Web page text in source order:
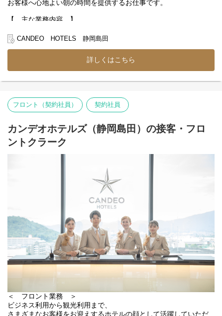
お客様へ心地よい朝の時間を提供するお仕事です。
【 主な業務内容 】
■朝食会場での接客対応
■料理の補充・提供
朝の時間帯は、ビュッフェ料理の準備やフロアでの接客、
お客様が気持ちよく一日をスタートできるよう、
笑顔のおもてなしをお願いします。
夜の時間帯は、翌日の朝食提供に向けた仕込み業務が中心です。
朝のシフト担当へスムーズに引き継げるよう、
食材の準備や仕込み作業を行っていただきます。
調理経験がない方も安心してスタートできます。
また、レストラン業務だけでなく、希望や適性に応じてフロント
（チェックイン・チェックアウト対応、予約受付、顧客管理な
ど）にもチャレンジ可能。
ホテル運営全般を学ぶことが可能です。
さらに、将来的には客室販売価格の設定やプラン作成、売上管
理、受発注業務、
スタッフマネジメントなど、ホテル経営に関わる業務にも携わる
ことができます。
境で、
自分らしいキャリアを築いていきませんか？
CANDEO HOTELS 静岡島田
詳しくはこちら
フロント（契約社員） 契約社員
カンデオホテルズ（静岡島田）の接客・フロ
ントクラーク
＜ フロント業務 ＞
ビジネス利用から観光利用まで、
さまざまなお客様をお迎えするホテルの顔として活躍していただ